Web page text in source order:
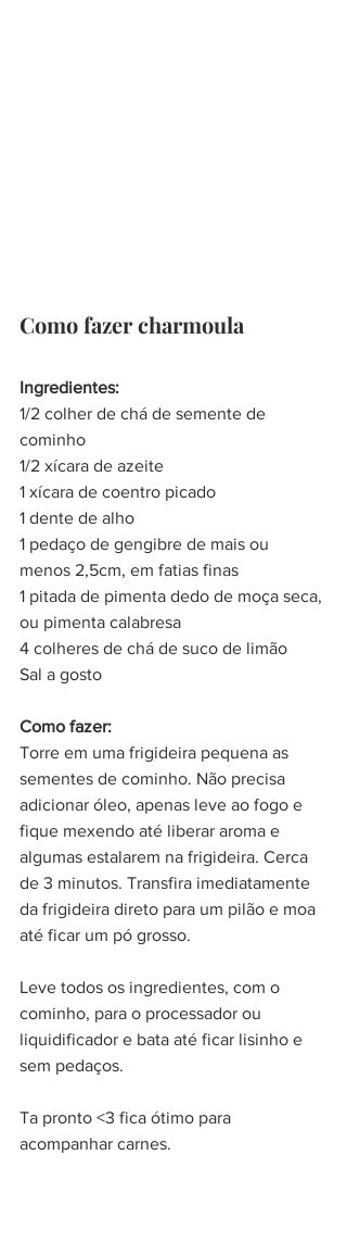
Como fazer charmoula
Ingredientes:
1/2 colher de chá de semente de
cominho
1/2 xícara de azeite
1 xícara de coentro picado
1 dente de alho
1 pedaço de gengibre de mais ou
menos 2,5cm, em fatias finas
1 pitada de pimenta dedo de moça seca,
ou pimenta calabresa
4 colheres de chá de suco de limão
Sal a gosto
Como fazer:
Torre em uma frigideira pequena as
sementes de cominho. Não precisa
adicionar óleo, apenas leve ao fogo e
fique mexendo até liberar aroma e
algumas estalarem na frigideira. Cerca
de 3 minutos. Transfira imediatamente
da frigideira direto para um pilão e moa
até ficar um pó grosso.
Leve todos os ingredientes, com o
cominho, para o processador ou
liquidificador e bata até ficar lisinho e
sem pedaços.
Ta pronto <3 fica ótimo para
acompanhar carnes.